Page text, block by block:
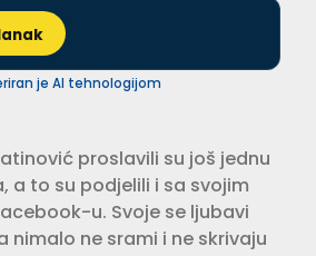
je AI tehnologijom
proslavili su još jednu
a to su podjelili i sa svojim
u. Svoje se ljubavi
nimalo ne srami i ne skrivaju